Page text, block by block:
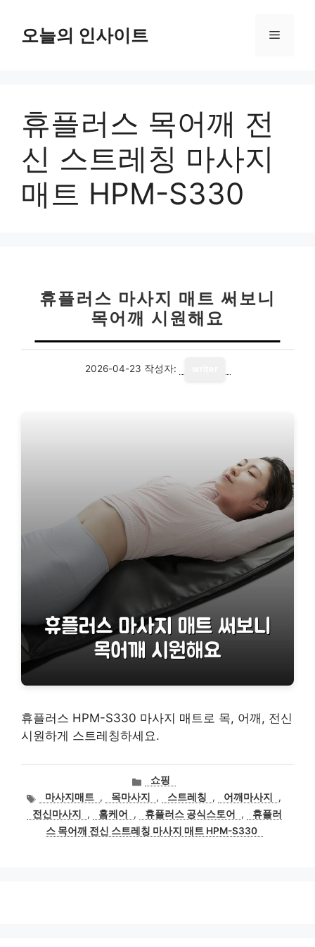
오늘의 인사이트 메
휴플러스 목어깨 전
신 스트레칭 마사지
매트 HPM-S330
휴플러스 마사지 매트 써보니
목어깨 시원해요
2026-04-23 작성자:
휴플러스 HPM-S330 마사지 매트로 목, 어깨, 전신
시원하게 스트레칭하세요.
카
테
고
리
쇼핑
태
그
마사지매트 , 목마사지 , 스트레칭 , 어깨마사지
,
전신마사지
, 홈케어 , 휴플러스 공식스토어 ,
휴플러
스 목어깨 전신 스트레칭 마사지 매트 HPM-S330